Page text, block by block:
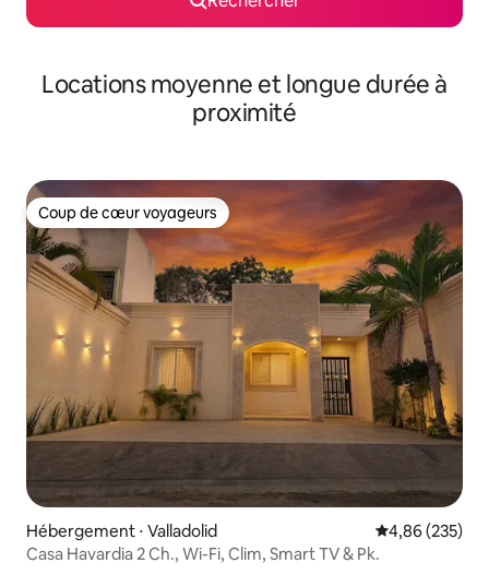
Locations moyenne et longue durée à
proximité
Coup de cœur voyageurs
Coup de cœur voyageurs
Hébergement ⋅ Valladolid Évaluation
4,86 (235)
Casa Havardia 2 Ch., Wi-Fi, Clim, Smart TV & Pk.